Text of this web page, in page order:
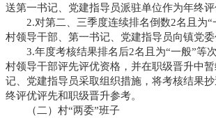
送第一书记、党建指导员派驻单位作为年终评
2.对第二、三季度连续排名倒数2名且为“
村领导干部、第一书记、党建指导员向镇党委
3.年度考核结果排名后2名且为“一般”等
村领导干部评先评优资格，并在职级晋升中
记、党建指导员采取组织措施，将考核结果
终评优评先和职级晋升参考。
（二）村“两委”班子